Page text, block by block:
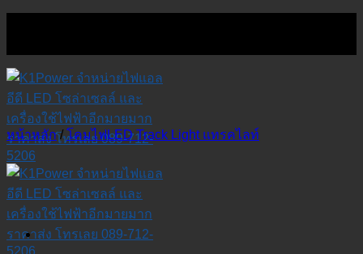
หน้าหลัก / โคมไฟLED Track Light แทรคไลท์